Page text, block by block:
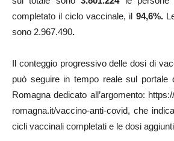
completato il ciclo vaccinale, il 94,6%.
sono 2.967.490.
Il conteggio progressivo delle dosi di
può seguire in tempo reale sul portale
Romagna dedicato all’argomento:
romagna.it/vaccino-anti-covid, che
cicli vaccinali completati e le dosi